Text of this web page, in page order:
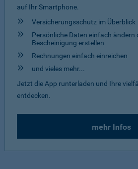
auf Ihr Smartphone.
Versicherungsschutz im Überblick
Persönliche Daten einfach ändern
Bescheinigung erstellen
Rechnungen einfach einreichen
und vieles mehr...
Jetzt die App runterladen und Ihre
entdecken.
mehr Infos